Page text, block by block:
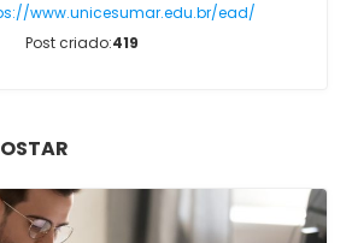
www.unicesumar.edu.br/ead/
Post criado:419